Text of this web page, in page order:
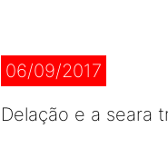
06/09/2017
Delação e a seara